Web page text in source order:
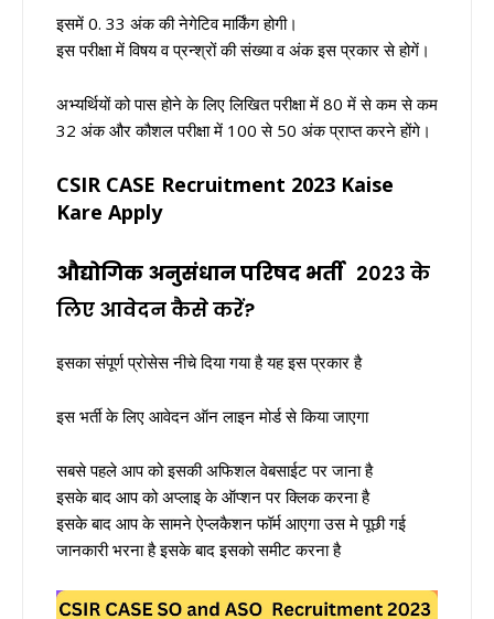
इसमें 0. 33 अंक की नेगेटिव मार्किंग होगी।
इस परीक्षा में विषय व प्रन्श्रों की संख्या व अंक इस प्रकार से होगें।
अभ्यर्थियों को पास होने के लिए लिखित परीक्षा में 80 में से कम से कम
32 अंक और कौशल परीक्षा में 100 से 50 अंक प्राप्त करने होंगे।
CSIR CASE Recruitment 2023 Kaise
Kare Apply
औद्योगिक अनुसंधान परिषद भर्ती 2023 के
लिए आवेदन कैसे करें?
इसका संपूर्ण प्रोसेस नीचे दिया गया है यह इस प्रकार है
इस भर्ती के लिए आवेदन ऑन लाइन मोर्ड से किया जाएगा
सबसे पहले आप को इसकी अफिशल वेबसाईट पर जाना है
इसके बाद आप को अप्लाइ के ऑप्शन पर क्लिक करना है
इसके बाद आप के सामने ऐप्लकैशन फॉर्म आएगा उस मे पूछी गई
जानकारी भरना है इसके बाद इसको समीट करना है